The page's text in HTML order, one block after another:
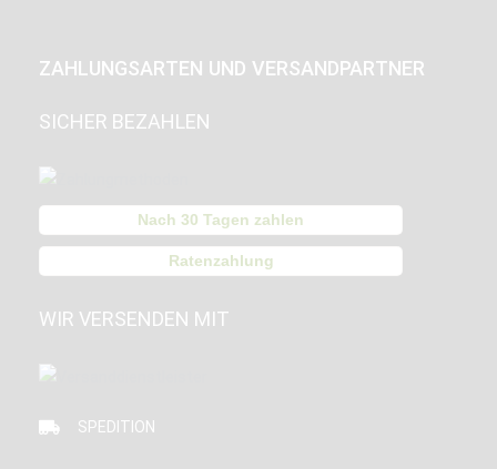
ZAHLUNGSARTEN UND VERSANDPARTNER
SICHER BEZAHLEN
Nach 30 Tagen zahlen
Ratenzahlung
WIR VERSENDEN MIT
SPEDITION